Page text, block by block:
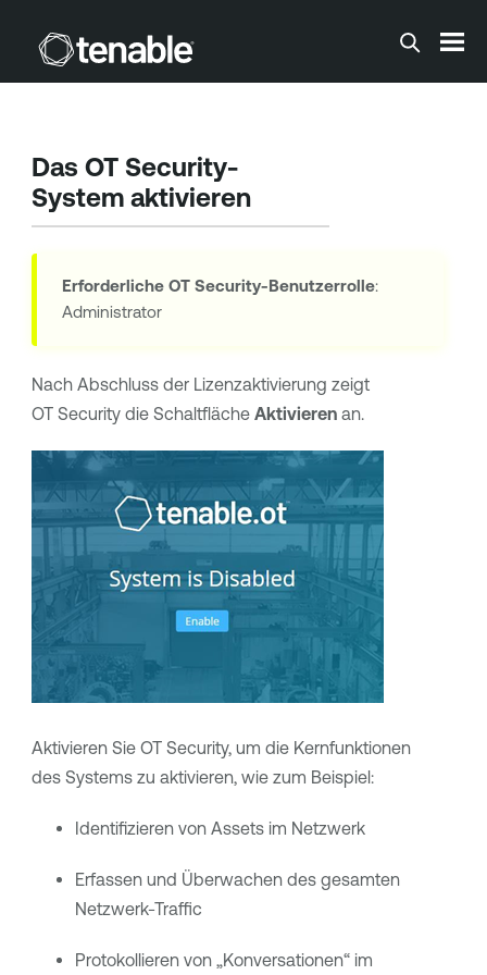
Zum Hauptinhalt springen
Das OT Security-
System aktivieren
Erforderliche OT Security-Benutzerrolle:
Administrator
Nach Abschluss der Lizenzaktivierung zeigt
OT Securitydie Schaltfläche Aktivierenan.
Aktivieren Sie OT Security, um die Kernfunktionen
des Systems zu aktivieren, wie zum Beispiel:
Identifizieren von Assets im Netzwerk
Erfassen und Überwachen des gesamten
Netzwerk-Traffic
Protokollieren von „Konversationen“ im